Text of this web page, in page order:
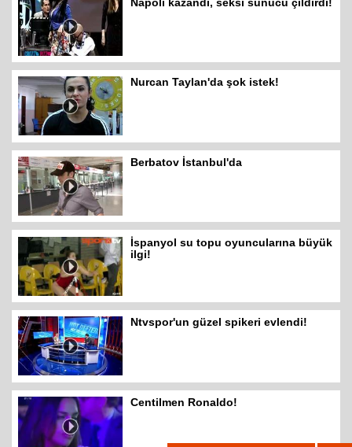
Nurcan Taylan'da şok istek!
Berbatov İstanbul'da
İspanyol su topu oyuncularına büyük
ilgi!
Ntvspor'un güzel spikeri evlendi!
Centilmen Ronaldo!